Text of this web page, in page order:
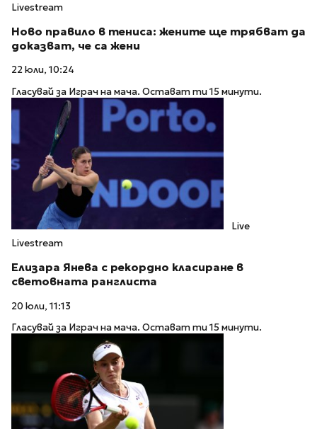
Livestream
Ново правило в тениса: жените ще трябват да
доказват, че са жени
22 юли, 10:24
Гласувай за Играч на мача. Остават ти 15 минути.
Live
Livestream
Елизара Янева с рекордно класиране в
световната ранглиста
20 юли, 11:13
Гласувай за Играч на мача. Остават ти 15 минути.